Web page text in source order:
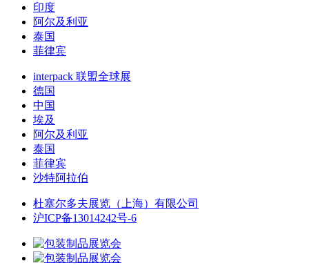
印度
阿尔及利亚
泰国
菲律宾
interpack 联盟全球展
德国
中国
埃及
阿尔及利亚
泰国
菲律宾
沙特阿拉伯
杜塞尔多夫展览（上海）有限公司
沪ICP备13014242号-6